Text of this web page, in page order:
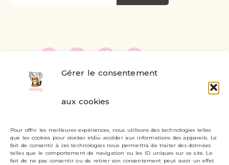
Gérer le consentement
aux cookies
Pour offrir les meilleures expériences, nous utilisons des technologies telles
que les cookies pour stocker et/ou accéder aux informations des appareils. Le
fait de consentir à ces technologies nous permettra de traiter des données
telles que le comportement de navigation ou les ID uniques sur ce site. Le
fait de ne pas consentir ou de retirer son consentement peut avoir un effet
Livraisons et retours
Mon compte